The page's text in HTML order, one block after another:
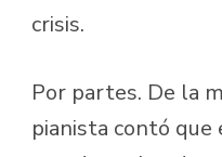
crisis.
Por partes. De la
pianista contó que